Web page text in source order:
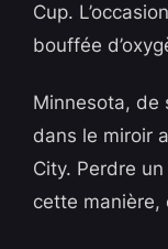
Cup.
bouffée
Minnesota, de
dans le miroir
City. Perdre
cette manière,